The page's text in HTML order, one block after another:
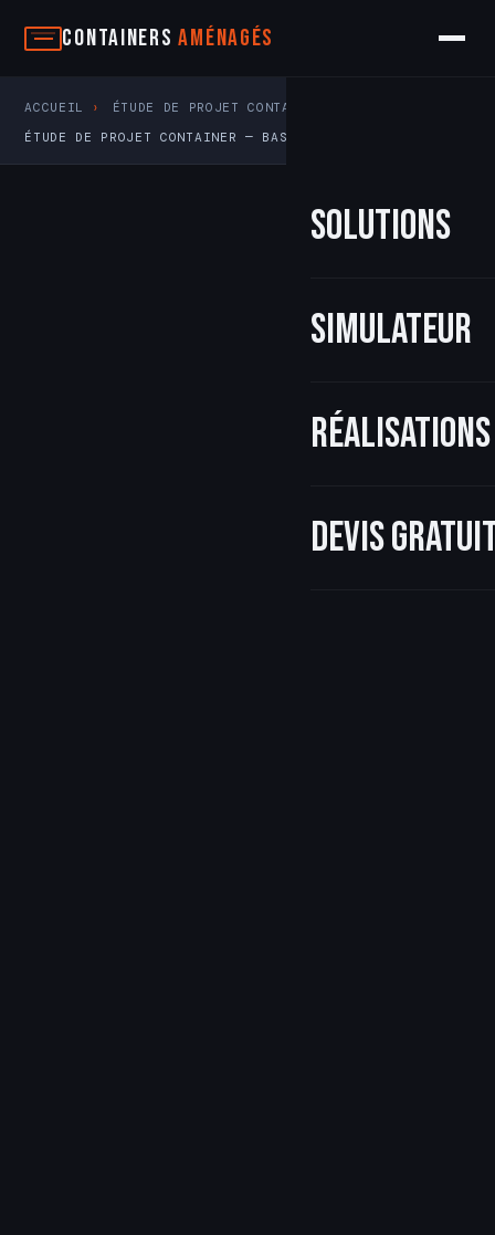
Containers Aménagés
Solutions
Simulateur
Réalisations
Devis
ACCUEIL › ÉTUDE DE PROJET CONTAINER EN GRAND EST
ÉTUDE DE PROJET CONTAINER — BAS-RHIN (67)